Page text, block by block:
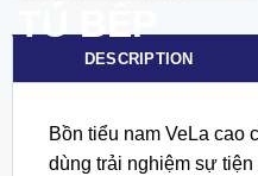
DESCRIPTION
Bồn tiểu nam VeLa cao
dùng trải nghiệm sự